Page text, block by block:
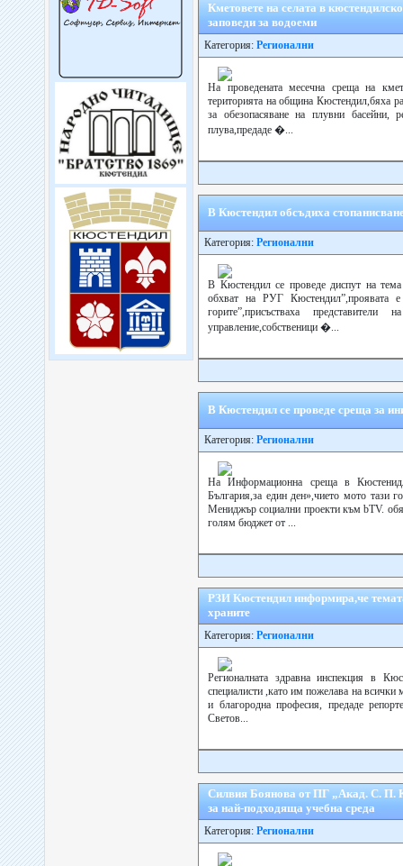
Кметовете на селата в
заповеди за водоеми
Категория: Регионални
На проведената месечна среща на
територията на община Кюстендил,бяха
за обезопасяване на плувни
плува,предаде �...
В Кюстендил обсъдиха
Категория: Регионални
В Кюстендил се проведе диспут на
обхват на РУГ Кюстендил”,проявата
горите”,присъстваха
управление,собственици �...
В Кюстендил се проведе среща за
Категория: Регионални
На Информационна среща в
България,за един ден»,чието мото тази
Мениджър социални проекти към bTV.
голям бюджет от ...
РЗИ Кюстендил информира,че
храните
Категория: Регионални
Регионалната здравна инспекция в
специалисти ,като им пожелава на всички
и благородна професия, предаде
Светов...
Силвия Боянова от ПГ „Акад. С. П.
за най-подходяща учебна среда
Категория: Регионални